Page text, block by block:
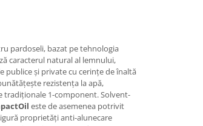
pardoseli, bazat pe tehnologia
caracterul natural al lemnului,
publice și private cu cerințe de înaltă
rezistența la apă,
tradiționale 1-component. Solvent-
este de asemenea potrivit
proprietăți anti-alunecare